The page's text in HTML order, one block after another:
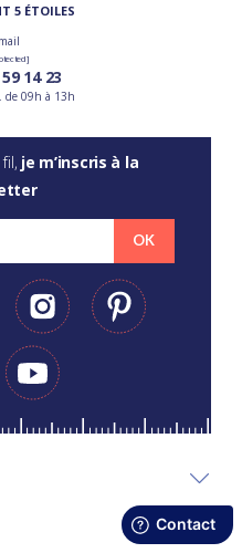
5 ÉTOILES
14 23
09h à 13h
je m’inscris à la
OK